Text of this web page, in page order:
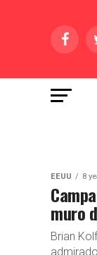
EEUU 8
muro
Brian